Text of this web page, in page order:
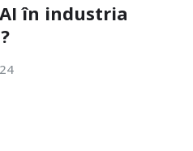
în industria